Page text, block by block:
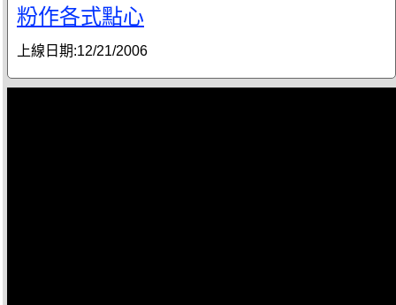
粉作各式點心
上線日期:12/21/2006